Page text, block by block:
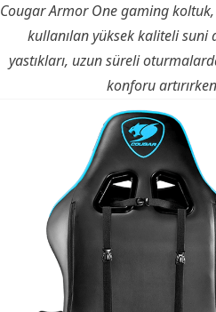
Cougar Armor One gaming koltuk,
kullanılan yüksek kaliteli suni
yastıkları, uzun süreli
konforu